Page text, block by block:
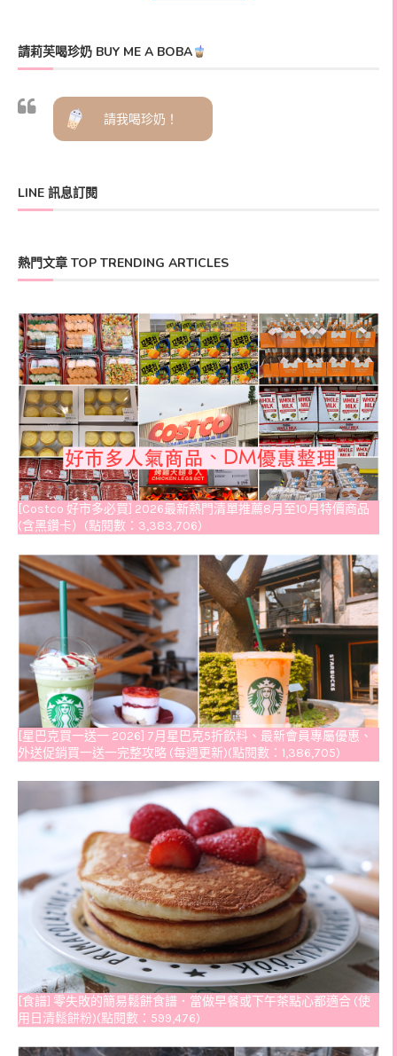
請莉芙喝珍奶 BUY ME A BOBA
請我喝珍奶！
LINE 訊息訂閱
熱門文章 TOP TRENDING ARTICLES
[Costco 好市多必買] 2026最新熱門清單推薦8月至10月特價商品
(含黑鑽卡）(點閱數：3,383,706)
[星巴克買一送一 2026] 7月星巴克5折飲料、最新會員專屬優惠、
外送促銷買一送一完整攻略 (每週更新)(點閱數：1,386,705)
[食譜] 零失敗的簡易鬆餅食譜．當做早餐或下午茶點心都適合 (使
用日清鬆餅粉)(點閱數：599,476)